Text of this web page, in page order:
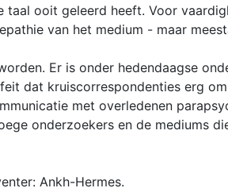
ooit geleerd heeft. Voor
van het medium - maar
Er is onder hedendaagse
dat kruiscorrespondenties erg
met overledenen
onderzoekers en de mediums
Ankh-Hermes.